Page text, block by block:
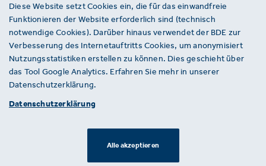
Entsorgungs-, Wasser- und
Kreislaufwirtschaft e. V.
Von-der-Heydt-Straße 2
D 10785 Berlin
Sie haben einen Fehler auf unserer Website
gefunden? Ihnen ist ein defekter Link
aufgefallen? Wir freuen uns über Ihren
Diese Website setzt Cookies ein, die für das einwandfreie
Funktionieren der Website erforderlich sind (technisch
notwendige Cookies). Darüber hinaus verwendet der BDE zur
Verbesserung des Internetauftritts Cookies, um anonymisiert
Nutzungsstatistiken erstellen zu können. Dies geschieht über
das Tool Google Analytics. Erfahren Sie mehr in unserer
Datenschutzerklärung.
Datenschutzerklärung
Alle akzeptieren